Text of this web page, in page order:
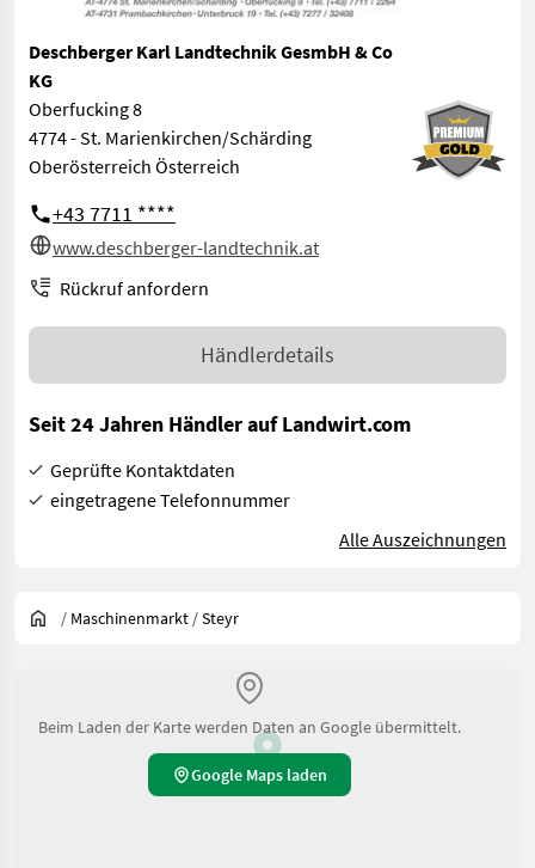
Deschberger Karl Landtechnik GesmbH & Co
KG
Oberfucking 8
4774 - St. Marienkirchen/Schärding
Oberösterreich Österreich
+43 7711 ****
www.deschberger-landtechnik.at
Rückruf anfordern
Händlerdetails
Seit 24 Jahren Händler auf Landwirt.com
Geprüfte Kontaktdaten
eingetragene Telefonnummer
Alle Auszeichnungen
/ Maschinenmarkt /Steyr
Beim Laden der Karte werden Daten an Google übermittelt.
Google Maps laden